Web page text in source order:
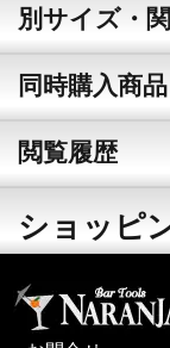
別サイズ・
同時購入商品
閲覧履歴
ショッピ